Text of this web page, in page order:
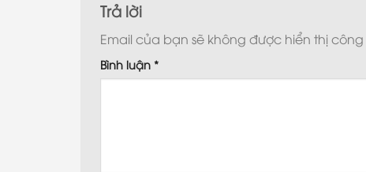
Trả lời
Email của bạn sẽ không được hiển thị công
Bình luận *